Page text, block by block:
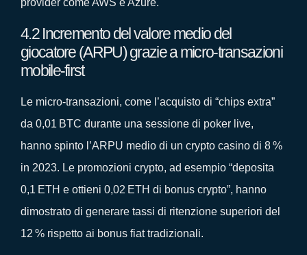
provider come AWS e Azure.
4.2 Incremento del valore medio del
giocatore (ARPU) grazie a micro‑transazioni
mobile‑first
Le micro‑transazioni, come l’acquisto di “chips extra”
da 0,01 BTC durante una sessione di poker live,
hanno spinto l’ARPU medio di un crypto casino di 8 %
in 2023. Le promozioni crypto, ad esempio “deposita
0,1 ETH e ottieni 0,02 ETH di bonus crypto”, hanno
dimostrato di generare tassi di ritenzione superiori del
12 % rispetto ai bonus fiat tradizionali.